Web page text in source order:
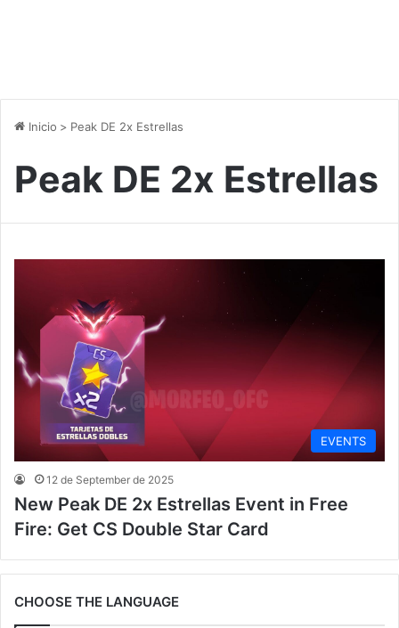
Inicio > Peak DE 2x Estrellas
Peak DE 2x Estrellas
EVENTS
12 de September de 2025
New Peak DE 2x Estrellas Event in Free
Fire: Get CS Double Star Card
CHOOSE THE LANGUAGE